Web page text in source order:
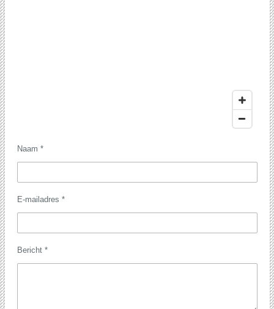
Naam *
E-mailadres *
Bericht *